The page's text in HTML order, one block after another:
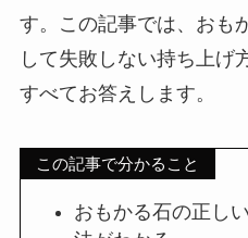
す。この記事では、おも
して失敗しない持ち上げ
すべてお答えします。
この記事で分かること
おもかる石の正し